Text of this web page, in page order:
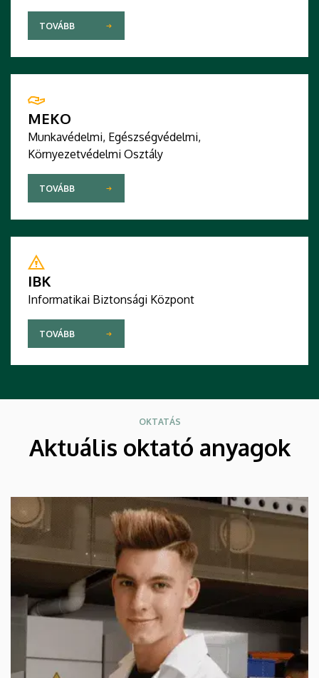
TOVÁBB
MEKO
Munkavédelmi, Egészségvédelmi,
Környezetvédelmi Osztály
TOVÁBB
IBK
Informatikai Biztonsági Központ
TOVÁBB
OKTATÁS
Aktuális oktató anyagok